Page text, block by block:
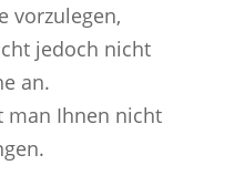
vorzulegen,
jedoch nicht
an.
man Ihnen nicht